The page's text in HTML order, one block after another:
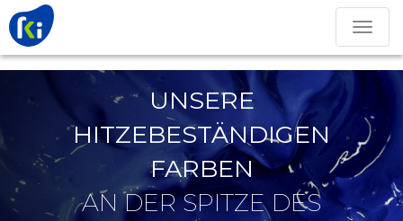
Toggle
navigation
UNSERE
HITZEBESTÄNDIGEN
FARBEN
AN DER SPITZE DES